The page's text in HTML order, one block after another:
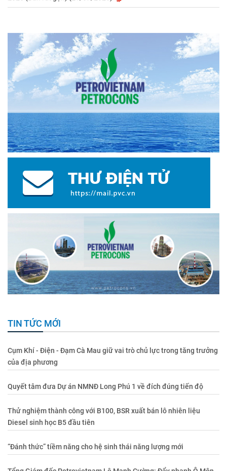
TIN TỨC MỚI
Cụm Khí - Điện - Đạm Cà Mau giữ vai trò chủ lực trong tăng trưởng
của địa phương
Quyết tâm đưa Dự án NMNĐ Long Phú 1 về đích đúng tiến độ
Thử nghiệm thành công với B100, BSR xuất bán lô nhiên liệu
Diesel sinh học B5 đầu tiên
“Đánh thức” tiềm năng cho hệ sinh thái năng lượng mới